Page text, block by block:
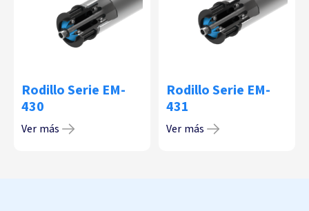
Rodillo Serie EM-
430
Ver más
Rodillo Serie EM-
431
Ver más